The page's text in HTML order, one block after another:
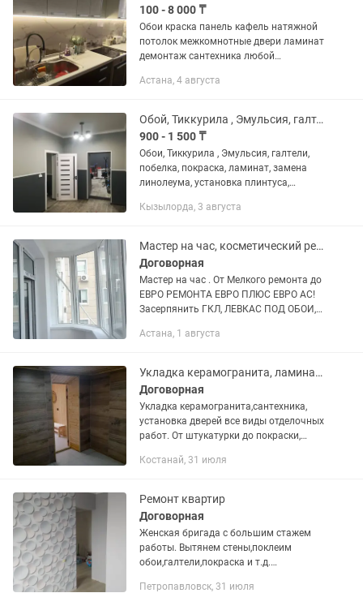
100 - 8 000 ₸
Обои краска панель кафель натяжной
потолок межкомнотные двери ламинат
демонтаж сантехника любой
недорого. Звоните 24/7
Астана, 4 августа
Обой, Тиккурила , Эмульсия, галтели16, побелка, покраска, ламинат
900 - 1 500 ₸
Обои, Тиккурила , Эмульсия, галтели,
побелка, покраска, ламинат, замена
линолеума, установка плинтуса,
недорого качественно, молярные
Кызылорда, 3 августа
Мастер на час, косметический ремонт поклейка обоев, ремонт квартир
Договорная
Мастер на час . От Мелкого ремонта до
ЕВРО РЕМОНТА ЕВРО ПЛЮС ЕВРО АС!
Засерпянить ГКЛ, ЛЕВКАС ПОД ОБОИ,
ВЫРАВНИВАНИЕ СТЕН И ПОТОЛКОВ.
ВИДАМИ КРАСОК....
Астана, 1 августа
Укладка керамогранита, ламината дверей
Договорная
Укладка керамогранита,сантехника,
установка дверей все виды отделочных
работ. От штукатурки до покраски,
качественно. Только звоните
по...
Костанай, 31 июля
Ремонт квартир
Договорная
Женская бригада с большим стажем
работы. Вытянем стены,поклеим
обои,галтели,покраска и т.д.
Петропавловск, 31 июля